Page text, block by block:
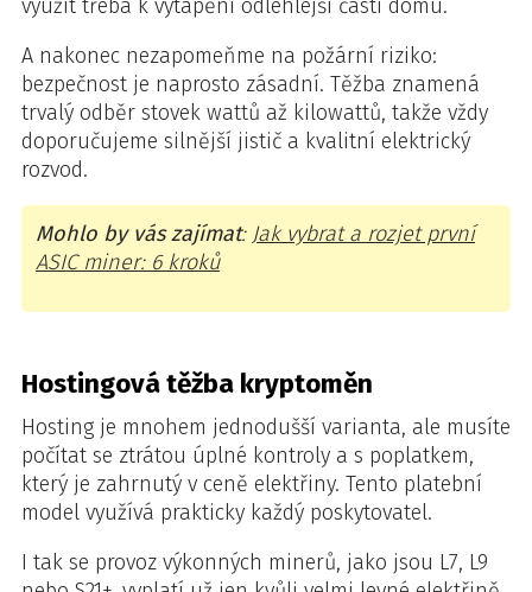
využít třeba k vytápění odlehlejší části domu.
A nakonec nezapomeňme na požární riziko:
bezpečnost je naprosto zásadní. Těžba znamená
trvalý odběr stovek wattů až kilowattů, takže vždy
doporučujeme silnější jistič a kvalitní elektrický
rozvod.
Mohlo by vás zajímat: Jak vybrat a rozjet první
ASIC miner: 6 kroků
Hostingová těžba kryptoměn
Hosting je mnohem jednodušší varianta, ale musíte
počítat se ztrátou úplné kontroly a s poplatkem,
který je zahrnutý v ceně elektřiny. Tento platební
model využívá prakticky každý poskytovatel.
I tak se provoz výkonných minerů, jako jsou L7, L9